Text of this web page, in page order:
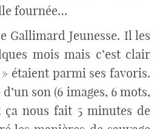
fournée…
Gallimard Jeunesse. Il les
mois mais c’est clair
étaient parmi ses favoris.
son (6 images, 6 mots,
nous fait 5 minutes de